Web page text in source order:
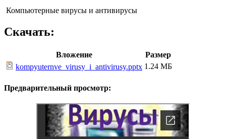
Компьютерные вирусы и антивирусы
Скачать:
Вложение
Размер
kompyuternve_virusy_i_antivirusy.pptx 1.24 МБ
Предварительный просмотр: